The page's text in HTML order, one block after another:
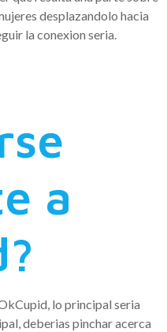
desplazandolo hacia
la conexion seria.
a
lo principal seri­a
deberias pinchar acerca